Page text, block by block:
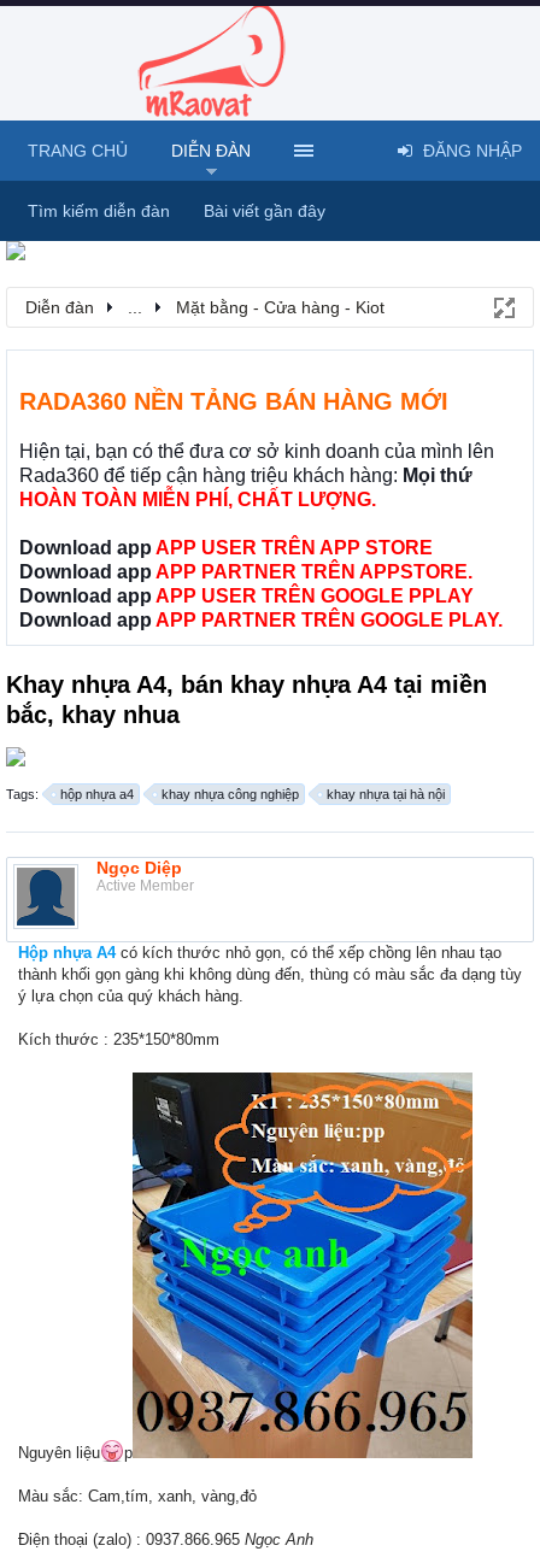
Diễn đàn Mặt bằng - Cửa hàng - Kiot
RADA360 NỀN TẢNG BÁN HÀNG MỚI
Hiện tại, bạn có thể đưa cơ sở kinh doanh của mình lên
Rada360 để tiếp cận hàng triệu khách hàng: Mọi thứ
HOÀN TOÀN MIỄN PHÍ, CHẤT LƯỢNG.
Download app APP USER TRÊN APP STORE
Download app APP PARTNER TRÊN APPSTORE.
Download app APP USER TRÊN GOOGLE PPLAY
Download app APP PARTNER TRÊN GOOGLE PLAY.
Khay nhựa A4, bán khay nhựa A4 tại miền
bắc, khay nhua
Tags: hộp nhựa a4 khay nhựa công nghiệp khay nhựa tại hà nội
Ngọc Diệp
Active Member
Hộp nhựa A4có kích thước nhỏ gọn, có thể xếp chồng lên nhau tạo
thành khối gọn gàng khi không dùng đến, thùng có màu sắc đa dạng tùy
ý lựa chọn của quý khách hàng.
Kích thước : 235*150*80mm
Nguyên liệu p
Màu sắc: Cam,tím, xanh, vàng,đỏ
Điện thoại (zalo) : 0937.866.965 Ngọc Anh
TRANG CHỦ DIỄN ĐÀN
Tìm kiếm diễn đàn Bài viết gần đây
ĐĂNG NHẬP